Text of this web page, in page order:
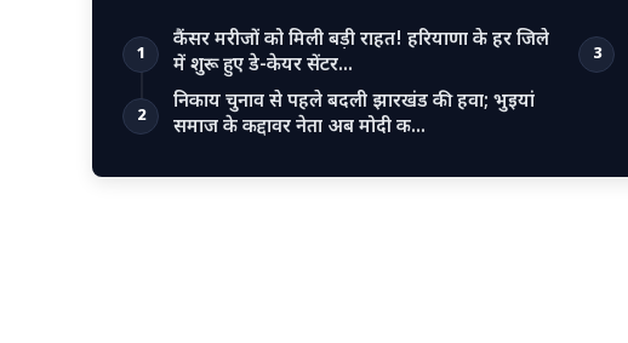
1
कैंसर मरीजों को मिली बड़ी राहत! हरियाणा के हर जिले
में शुरू हुए डे-केयर सेंटर…
2
निकाय चुनाव से पहले बदली झारखंड की हवा; भुइयां
समाज के कद्दावर नेता अब मोदी क…
3